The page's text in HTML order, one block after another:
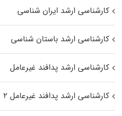
کارشناسی ارشد ایران شناسی
کارشناسی ارشد باستان شناسی
کارشناسی ارشد پدافند غیرعامل
کارشناسی ارشد پدافند غیرعامل ۲